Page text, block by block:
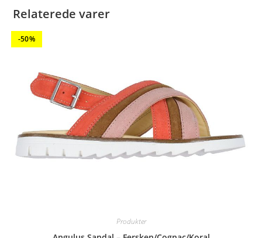
Relaterede varer
-50%
Produkter